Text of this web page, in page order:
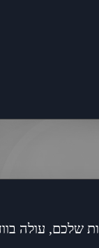
שלכם, עולה